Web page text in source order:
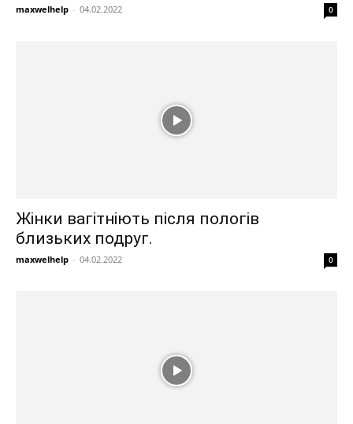
maxwelhelp - 04.02.2022 0
Жінки вагітніють після пологів
близьких подруг.
maxwelhelp - 04.02.2022 0